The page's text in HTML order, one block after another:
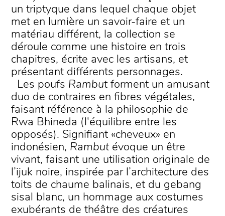
un triptyque dans lequel chaque objet
met en lumière un savoir-faire et un
matériau différent, la collection se
déroule comme une histoire en trois
chapitres, écrite avec les artisans, et
présentant différents personnages.
Les poufs Rambutforment un amusant
duo de contraires en fibres végétales,
faisant référence à la philosophie de
Rwa Bhineda (l'équilibre entre les
opposés). Signifiant «cheveux» en
indonésien, Rambutévoque un être
vivant, faisant une utilisation originale de
l’ijuk noire, inspirée par l’architecture des
toits de chaume balinais, et du gebang
sisal blanc, un hommage aux costumes
exubérants de théâtre des créatures